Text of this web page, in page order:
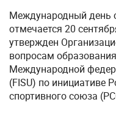
Международный день
отмечается 20
утвержден
вопросам
Международной
(FISU) по инициативе
спортивного союза